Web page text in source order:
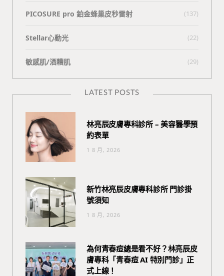
PICOSURE pro 鉑金蜂巢皮秒雷射 (137)
Stellar心動光 (22)
敏感肌/酒糟肌 (29)
LATEST POSTS
林亮辰皮膚專科診所 – 美容醫學預
約表單
1 8 月, 2026
新竹林亮辰皮膚專科診所 門診掛
號須知
1 8 月, 2026
為何青春痘總是看不好？林亮辰皮
膚專科「青春痘 AI 特別門診」正
式上線！